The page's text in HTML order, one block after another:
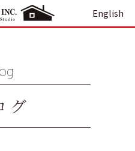
English
グ